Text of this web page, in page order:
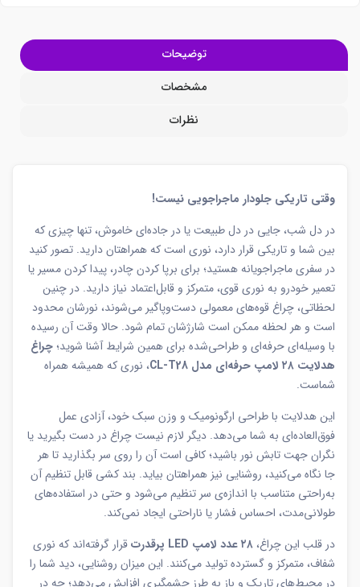
توضیحات
مشخصات
نظرات
وقتی تاریکی جلودار ماجراجویی نیست!
در دل شب، جایی در دل طبیعت یا در جاده‌ای خاموش، تنها چیزی که
بین شما و تاریکی قرار دارد، نوری است که همراهتان دارید. تصور کنید
در سفری ماجراجویانه هستید؛ برای برپا کردن چادر، پیدا کردن مسیر یا
تعمیر خودرو به نوری قوی، متمرکز و قابل‌اعتماد نیاز دارید. در چنین
لحظاتی، چراغ قوه‌های معمولی دست‌وپاگیر می‌شوند، نورشان محدود
است و هر لحظه ممکن است شارژشان تمام شود. حالا وقت آن رسیده
با وسیله‌ای حرفه‌ای و طراحی‌شده برای همین شرایط آشنا شوید؛ چراغ
هدلایت ۲۸ لامپ حرفه‌ای مدل CL-T28
، نوری که همیشه همراه
شماست.
این هدلایت با طراحی ارگونومیک و وزن سبک خود، آزادی عمل
فوق‌العاده‌ای به شما می‌دهد. دیگر لازم نیست چراغ در دست بگیرید یا
نگران جهت تابش نور باشید؛ کافی است آن را روی سر بگذارید تا هر
جا نگاه می‌کنید، روشنایی نیز همراهتان بیاید. بند کشی قابل تنظیم آن
به‌راحتی متناسب با اندازه‌ی سر تنظیم می‌شود و حتی در استفاده‌های
طولانی‌مدت، احساس فشار یا ناراحتی ایجاد نمی‌کند.
در قلب این چراغ، ۲۸ عدد لامپ LED پرقدرت
قرار گرفته‌اند که نوری
شفاف، متمرکز و گسترده تولید می‌کنند. این میزان روشنایی، دید شما را
در محیط‌های تاریک و باز به طرز چشمگیری افزایش می‌دهد؛ چه در